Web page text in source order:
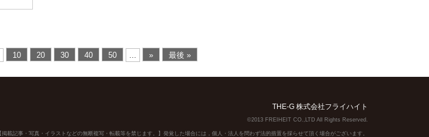
10 20 30 40 50 ... » 最後 »
THE-G 株式会社フライハイト
©2013 FREIHEIT CO.,LTD All Rights Reserved.
【掲載記事・写真・イラストなどの無断複写・転載等を禁じます。】発覚した場合には，個人・法人を問わず法的措置を採らせて頂く場合がございます。